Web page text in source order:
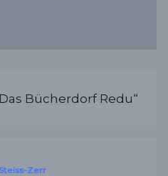
Bücherdorf Redu“
Zerr